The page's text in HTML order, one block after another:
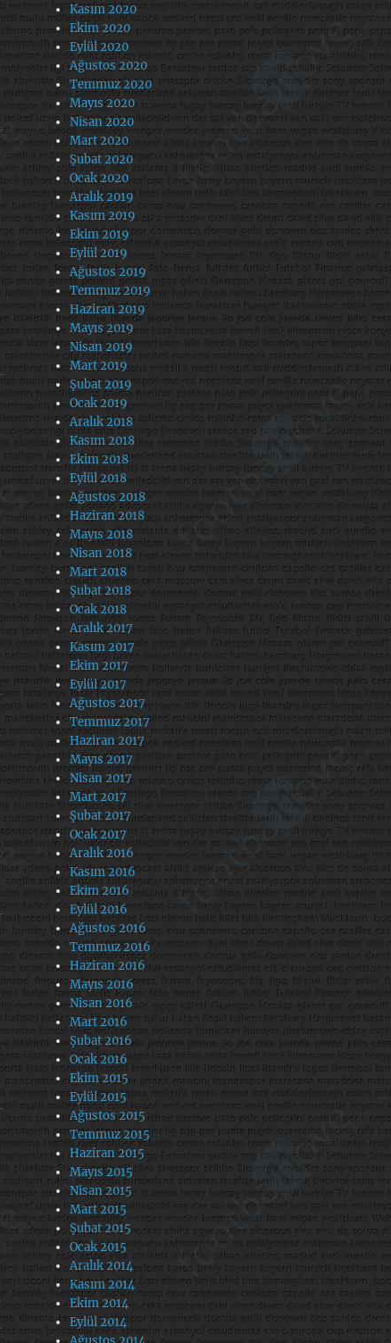
Kasım 2020
Ekim 2020
Eylül 2020
Ağustos 2020
Temmuz 2020
Mayıs 2020
Nisan 2020
Mart 2020
Şubat 2020
Ocak 2020
Aralık 2019
Kasım 2019
Ekim 2019
Eylül 2019
Ağustos 2019
Temmuz 2019
Haziran 2019
Mayıs 2019
Nisan 2019
Mart 2019
Şubat 2019
Ocak 2019
Aralık 2018
Kasım 2018
Ekim 2018
Eylül 2018
Ağustos 2018
Haziran 2018
Mayıs 2018
Nisan 2018
Mart 2018
Şubat 2018
Ocak 2018
Aralık 2017
Kasım 2017
Ekim 2017
Eylül 2017
Ağustos 2017
Temmuz 2017
Haziran 2017
Mayıs 2017
Nisan 2017
Mart 2017
Şubat 2017
Ocak 2017
Aralık 2016
Kasım 2016
Ekim 2016
Eylül 2016
Ağustos 2016
Temmuz 2016
Haziran 2016
Mayıs 2016
Nisan 2016
Mart 2016
Şubat 2016
Ocak 2016
Ekim 2015
Eylül 2015
Ağustos 2015
Temmuz 2015
Haziran 2015
Mayıs 2015
Nisan 2015
Mart 2015
Şubat 2015
Ocak 2015
Aralık 2014
Kasım 2014
Ekim 2014
Eylül 2014